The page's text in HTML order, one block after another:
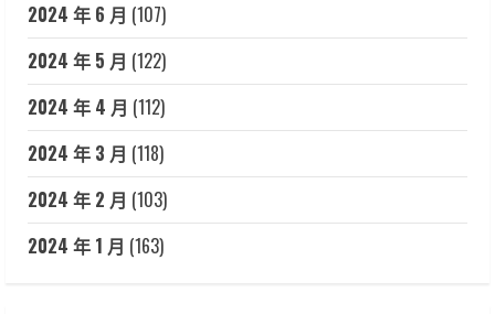
2024 年 6 月 (107)
2024 年 5 月 (122)
2024 年 4 月 (112)
2024 年 3 月 (118)
2024 年 2 月 (103)
2024 年 1 月 (163)